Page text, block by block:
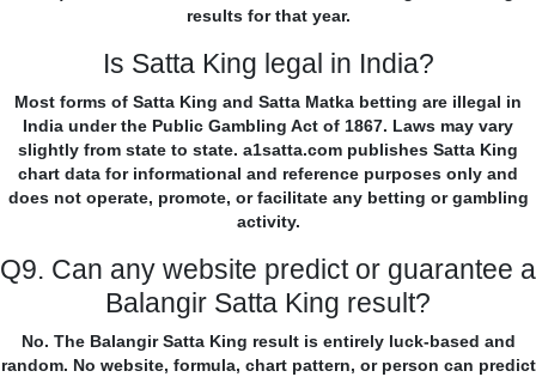
results for that year.
Is Satta King legal in India?
Most forms of Satta King and Satta Matka betting are illegal in
India under the Public Gambling Act of 1867. Laws may vary
slightly from state to state. a1satta.com publishes Satta King
chart data for informational and reference purposes only and
does not operate, promote, or facilitate any betting or gambling
activity.
Q9. Can any website predict or guarantee a
Balangir Satta King result?
No. The Balangir Satta King result is entirely luck-based and
random. No website, formula, chart pattern, or person can predict